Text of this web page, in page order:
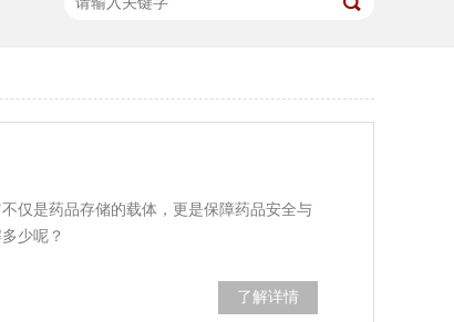
仅是药品存储的载体，更是保障药品安全与
少呢？
了解详情